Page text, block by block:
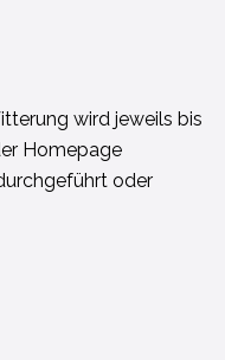
wird jeweils bis
Homepage
oder